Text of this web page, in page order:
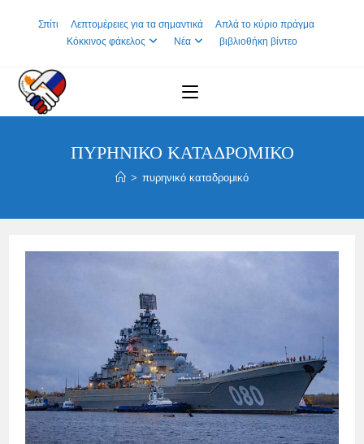
Σπίτι Λεπτομέρειες για τα σημαντικά
Απλά το κύριο πράγμα
Κόκκινος φάκελος
Νέα βιβλιοθήκη βίντεο
ΠΥΡΗΝΙΚΌ ΚΑΤΑΔΡΟΜΙΚΌ
> πυρηνικό καταδρομικό